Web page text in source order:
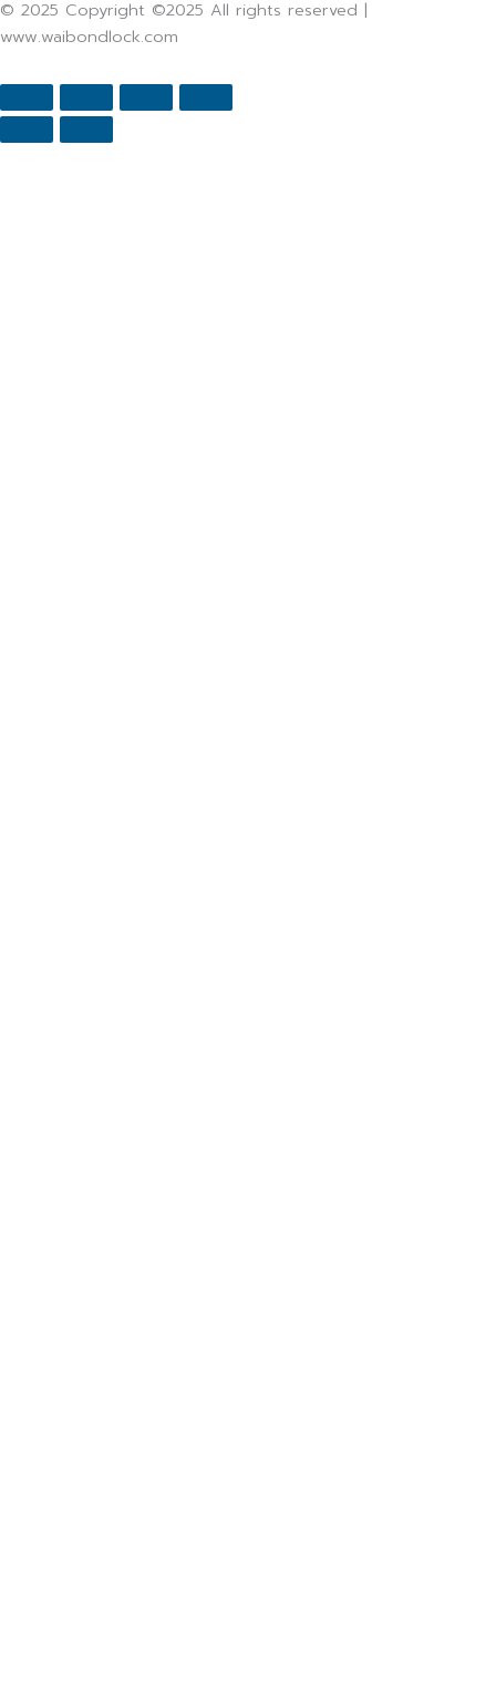
© 2025 Copyright ©2025 All rights reserved |
www.waibondlock.com